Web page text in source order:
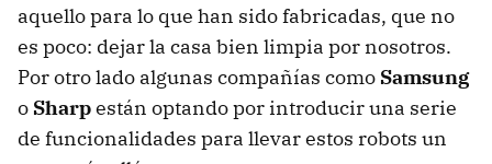
aquello para lo que han sido fabricadas, que no
es poco: dejar la casa bien limpia por nosotros.
Por otro lado algunas compañías como Samsung
o Sharpestán optando por introducir una serie
de funcionalidades para llevar estos robots un